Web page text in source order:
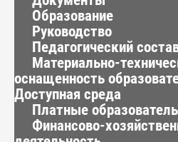
Образование
Руководство
Педагогический
Материально-
оснащенность
Доступная среда
Платные
Финансово-